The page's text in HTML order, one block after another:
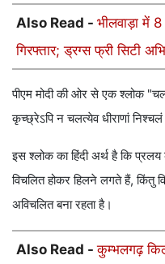
Also Read - भीलवाड़ा में
गिरफ्तार; ड्रग्स फ्री सिटी
पीएम मोदी की ओर से एक श्लोक
कृच्छ्रेऽपि न चलत्येव धीराणां
इस श्लोक का हिंदी अर्थ है कि
विचलित होकर हिलने लगते हैं, किंतु
अविचलित बना रहता है।
Also Read -कुम्भलगढ़